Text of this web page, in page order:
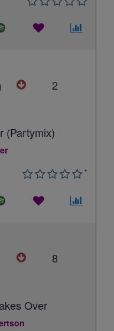
2
(Partymix)
*
8
Over